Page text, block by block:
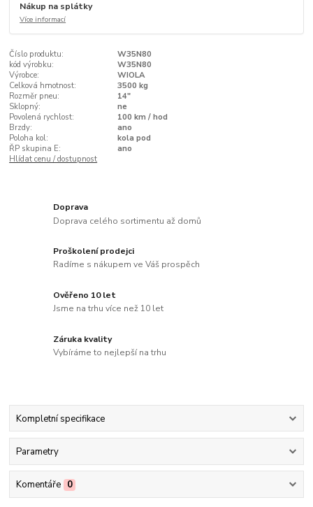
Nákup na splátky
Více informací
Číslo produktu:
W35N80
kód výrobku:
W35N80
Výrobce:
WIOLA
Celková hmotnost:
3500 kg
Rozměr pneu:
14"
Sklopný:
ne
Povolená rychlost:
100 km / hod
Brzdy:
ano
Poloha kol:
kola pod
ŘP skupina E:
ano
Hlídat cenu / dostupnost
Doprava
Doprava celého sortimentu až domů
Proškolení prodejci
Radíme s nákupem ve Váš prospěch
Ověřeno 10 let
Jsme na trhu více než 10 let
Záruka kvality
Vybíráme to nejlepší na trhu
Kompletní specifikace
Parametry
Komentáře 0